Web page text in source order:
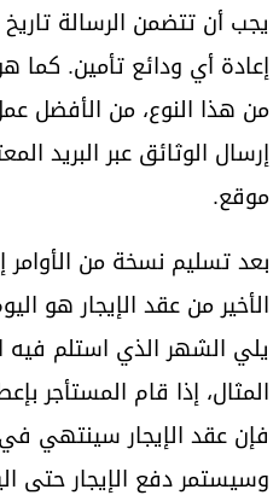
يجب أن تتضمن الرسالة
إعادة أي ودائع تأمين. كما
من هذا النوع، من الأفضل
إرسال الوثائق عبر البريد
موقع.
بعد تسليم نسخة من الأوامر
الأخير من عقد الإيجار هو
يلي الشهر الذي استلم فيه
المثال، إذا قام المستأجر
فإن عقد الإيجار سينتهي في
وسيستمر دفع الإيجار حتى